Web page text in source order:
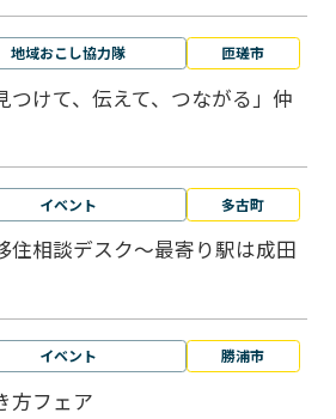
地域おこし協力隊 匝瑳市
つけて、伝えて、つながる」仲
イベント 多古町
住相談デスク～最寄り駅は成田
イベント 勝浦市
方フェア